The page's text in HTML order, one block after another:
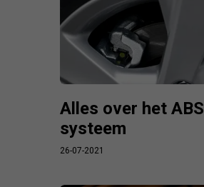
Alles over het ABS
systeem
26-07-2021